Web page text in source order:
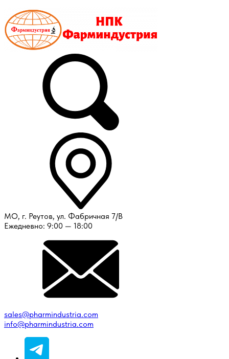
МО, г. Реутов, ул. Фабричная 7/В
Ежедневно: 9:00 — 18:00
sales@pharmindustria.com
info@pharmindustria.com